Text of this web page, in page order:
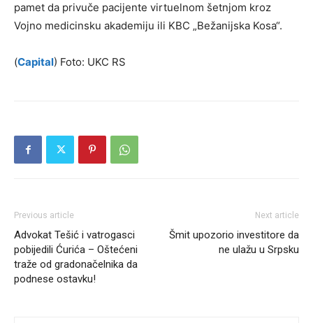
pamet da privuče pacijente virtuelnom šetnjom kroz
Vojno medicinsku akademiju ili KBC „Bežanijska Kosa“.
(Capital) Foto: UKC RS
Previous article
Advokat Tešić i vatrogasci
pobijedili Ćurića – Oštećeni
traže od gradonačelnika da
podnese ostavku!
Next article
Šmit upozorio investitore da
ne ulažu u Srpsku